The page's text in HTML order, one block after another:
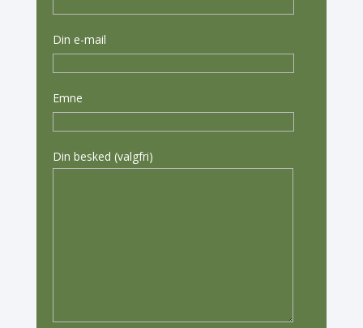
Din e-mail
Emne
Din besked (valgfri)